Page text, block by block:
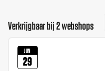
Verkrijgbaar bij 2 webshops
JUN
29